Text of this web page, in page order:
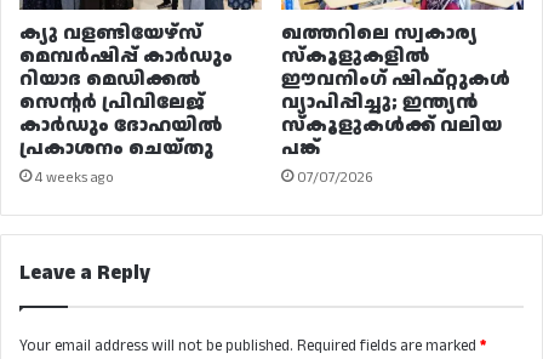
ക്യു വളണ്ടിയേഴ്‌സ്
മെമ്പർഷിപ്പ് കാർഡും
റിയാദ മെഡിക്കൽ
സെന്റർ പ്രിവിലേജ്
കാർഡും ദോഹയിൽ
പ്രകാശനം ചെയ്തു
4 weeks ago
ഖത്തറിലെ സ്വകാര്യ
സ്കൂളുകളിൽ
ഈവനിംഗ് ഷിഫ്റ്റുകൾ
വ്യാപിപ്പിച്ചു; ഇന്ത്യൻ
സ്കൂളുകൾക്ക് വലിയ
പങ്ക്
07/07/2026
Leave a Reply
Your email address will not be published. Required fields are marked *